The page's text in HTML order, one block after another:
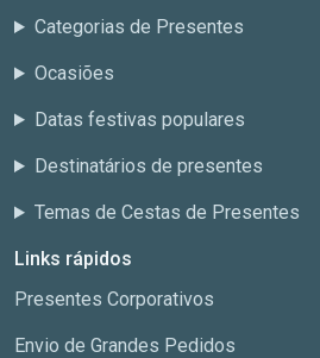
Categorias de Presentes
Ocasiões
Datas festivas populares
Destinatários de presentes
Temas de Cestas de Presentes
Links rápidos
Presentes Corporativos
Envio de Grandes Pedidos